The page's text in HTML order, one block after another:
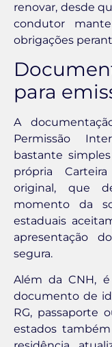
renovar, desde
condutor
obrigações
para
A
Permissão
bastante
própria
original, que
momento da
estaduais
apresentação
segura.
Além da CNH,
documento de
RG, passaporte
estados